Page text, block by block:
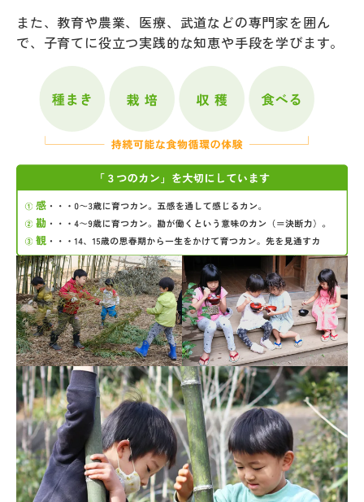
また、教育や農業、医療、武道などの専門家を囲ん
で、子育てに役立つ実践的な知恵や手段を学びます。